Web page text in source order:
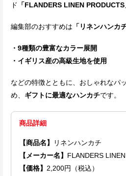
ド
「FLANDERS LINEN PRODUCTS
編集部のおすすめは 「リネンハンカ
・9種類の豊富なカラー展開
・イギリス産の高級生地を使用
などの特徴とともに、おしゃれなパ
め、 ギフトに最適なハンカチです。
商品詳細
【商品名】
リネンハンカチ
【メーカー名】 FLANDERS
【価格】 2,200円（税込）